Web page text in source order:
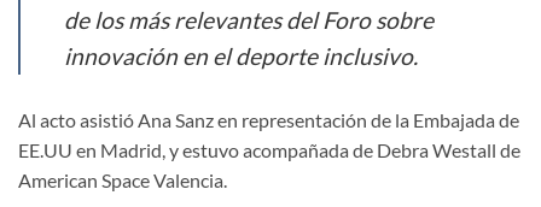
de los más relevantes del Foro sobre
innovación en el deporte inclusivo.
Al acto asistió Ana Sanz en representación de la Embajada de
EE.UU en Madrid, y estuvo acompañada de Debra Westall de
American Space Valencia.